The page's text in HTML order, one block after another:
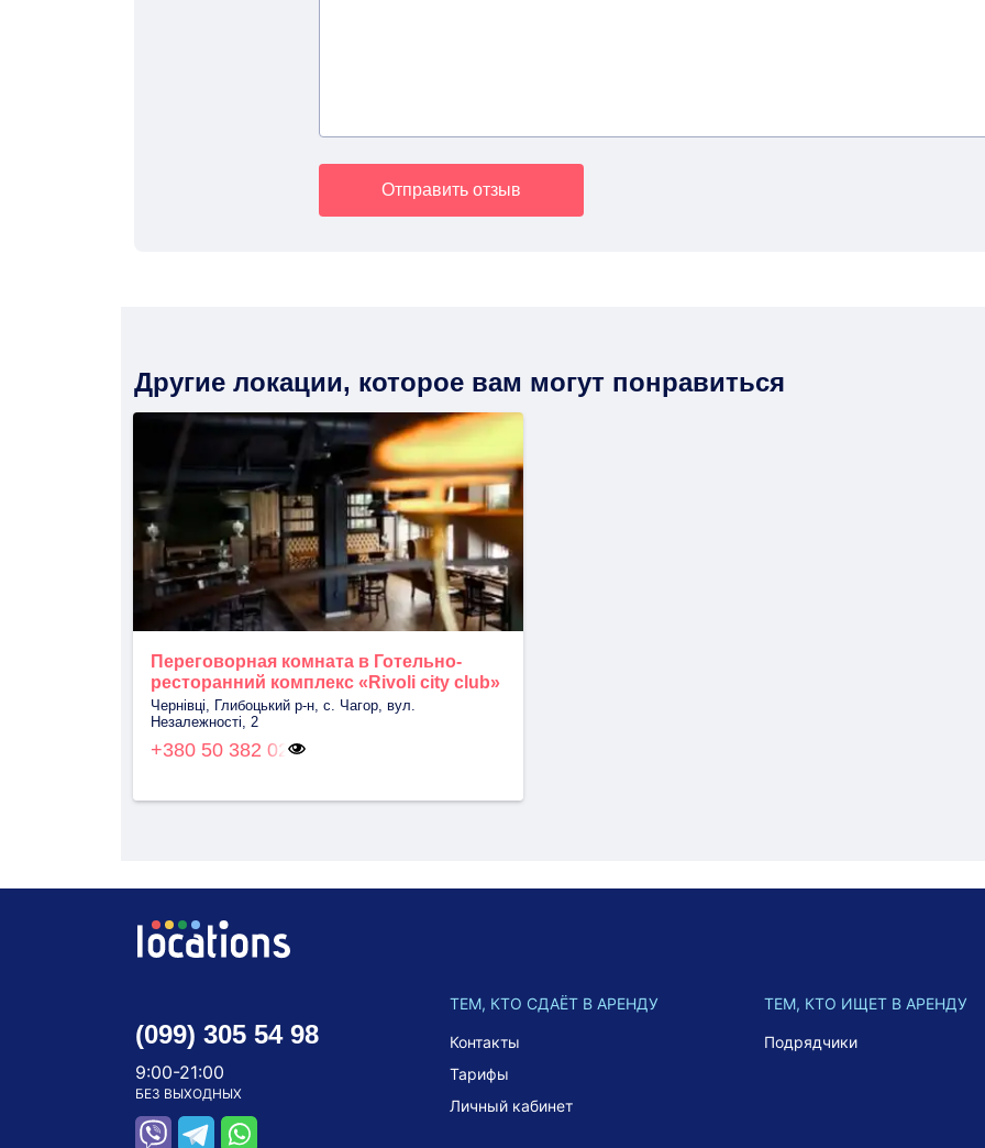
Отправить отзыв
Другие локации, которое вам могут понравиться
Переговорная комната в Готельно-
ресторанний комплекс «Rivoli city club»
Чернівці, Глибоцький р-н, с. Чагор, вул.
Незалежності, 2
+380 50 382 02
(099) 305 54 98
9:00-21:00
БЕЗ ВЫХОДНЫХ
ТЕМ, КТО СДАЁТ В АРЕНДУ
Контакты
Тарифы
Личный кабинет
ТЕМ, КТО ИЩЕТ В АРЕНДУ
Подрядчики